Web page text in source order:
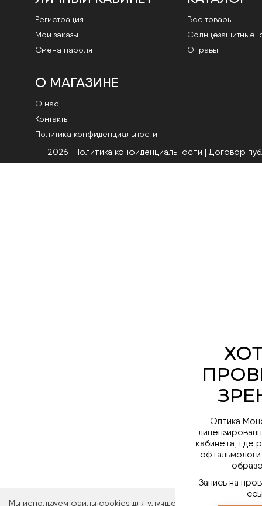
Мы используем файлы cookies для улучшения работы сайта.
Регистрация
Мои заказы
Смена пароля
Все товары
Cолнцезащитные-
Оправы
О МАГАЗИНЕ
О нас
Контакты
Политика конфиденциальности
2026 | Политика конфиденциальности | Договор
Оптика
кабинета, где
Запись на